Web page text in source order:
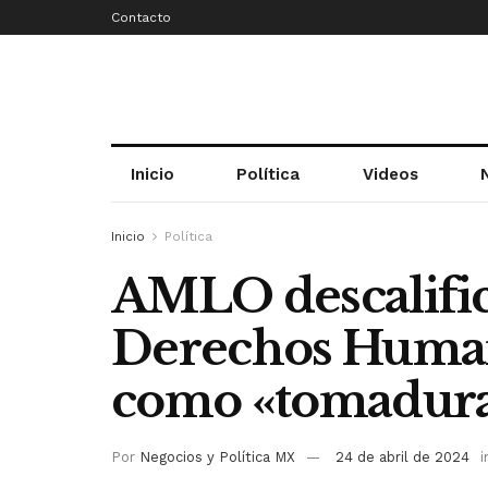
Contacto
Inicio Política Videos
Inicio Política
AMLO
Derechos
como
Por Negocios y Política MX 24 de abril de 2024